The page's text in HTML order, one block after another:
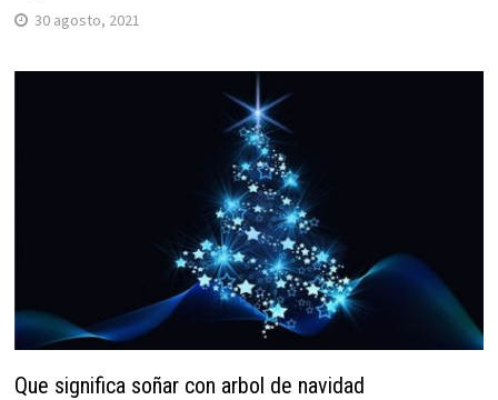
30 agosto, 2021
Que significa soñar con arbol de navidad